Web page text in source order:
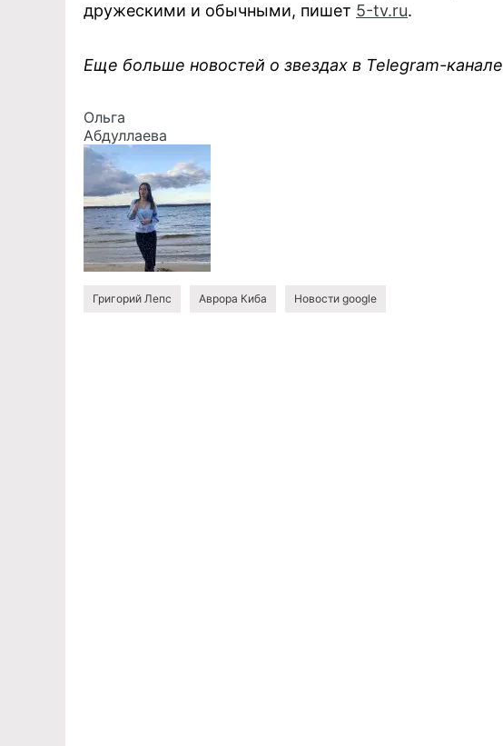
дружескими и обычными, пишет 5-tv.ru.
Еще больше новостей о звездах в Telegram-канале
Ольга
Абдуллаева
Григорий Лепс Аврора Киба Новости google